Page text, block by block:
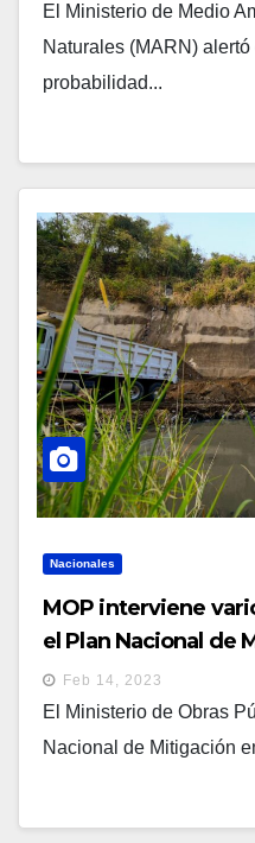
El Ministerio de Medio
Naturales (MARN)
probabilidad...
Nacionales
MOP interviene
el Plan Nacional de
Feb 14, 2023
El Ministerio de Obras
Nacional de Mitigación